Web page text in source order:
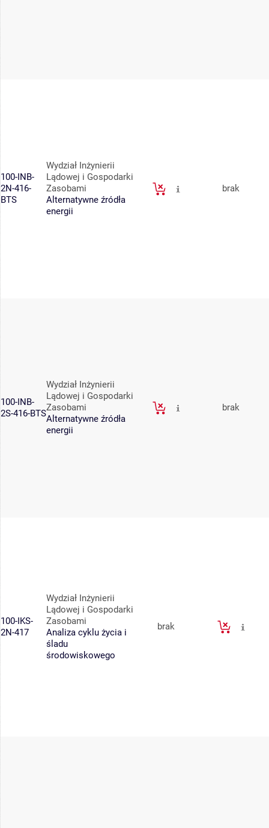
100-INB-
2N-416-
BTS
Wydział Inżynierii
Lądowej i Gospodarki
Zasobami
Alternatywne źródła
energii
brak
100-INB-
2S-416-BTS
Wydział Inżynierii
Lądowej i Gospodarki
Zasobami
Alternatywne źródła
energii
brak
100-IKS-
2N-417
Wydział Inżynierii
Lądowej i Gospodarki
Zasobami
Analiza cyklu życia i
śladu
środowiskowego
brak